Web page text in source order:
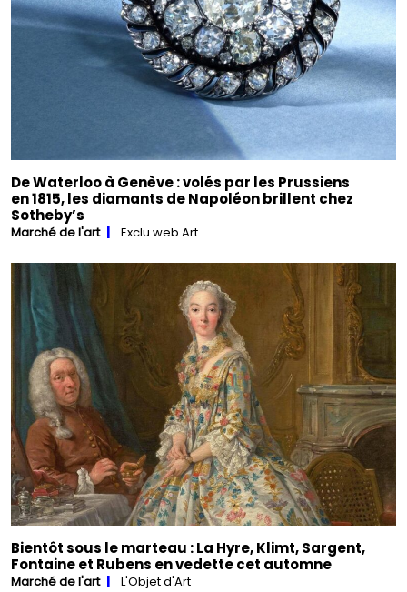
De Waterloo à Genève : volés par les Prussiens
en 1815, les diamants de Napoléon brillent chez
Sotheby’s
Marché de l'art Exclu web Art
Bientôt sous le marteau : La Hyre, Klimt, Sargent,
Fontaine et Rubens en vedette cet automne
Marché de l'art L'Objet d'Art